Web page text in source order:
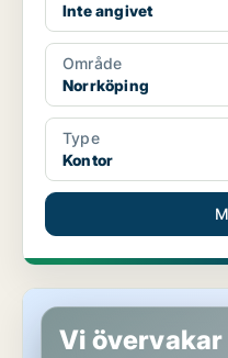
Inte angivet
Område
Norrköping
Type
Kontor
Kontor i Norrköping
Vi